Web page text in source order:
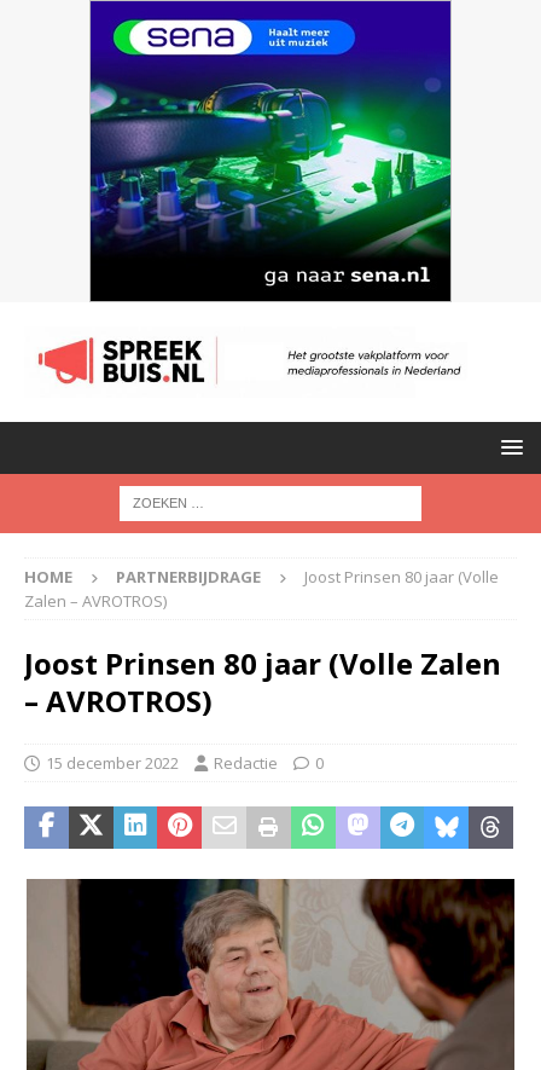
HOME PARTNERBIJDRAGE
Joost Prinsen 80 jaar (Volle
Zalen – AVROTROS)
Joost Prinsen 80 jaar (Volle Zalen
– AVROTROS)
15 december 2022 Redactie 0